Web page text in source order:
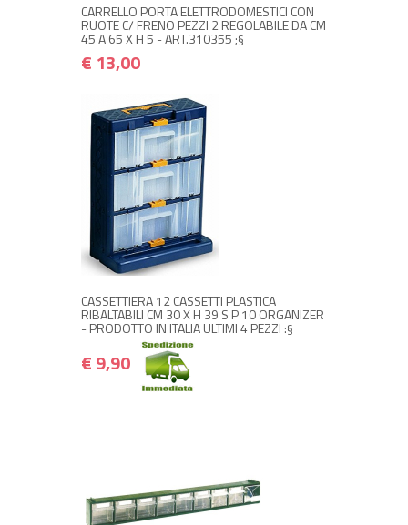
CARRELLO PORTA ELETTRODOMESTICI CON
RUOTE C/ FRENO PEZZI 2 REGOLABILE DA CM
45 A 65 X H 5 - ART.310355 ;§
€ 13,00
CASSETTIERA 12 CASSETTI PLASTICA
RIBALTABILI CM 30 X H 39 S P 10 ORGANIZER
- PRODOTTO IN ITALIA ULTIMI 4 PEZZI :§
€ 9,90
+ ACQUISTA